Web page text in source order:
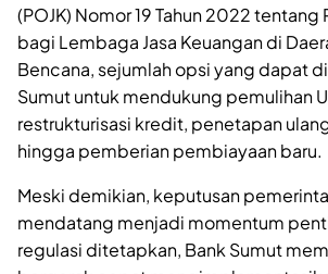
(POJK) Nomor 19 Tahun 2022 tentang
bagi Lembaga Jasa Keuangan di
Bencana, sejumlah opsi yang dapat
Sumut untuk mendukung pemulihan
restrukturisasi kredit, penetapan
hingga pemberian pembiayaan baru.
Meski demikian, keputusan
mendatang menjadi momentum
regulasi ditetapkan, Bank Sumut